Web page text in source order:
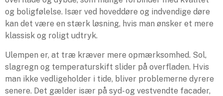
og boligfølelse. Især ved hoveddøre og indvendige døre
kan det være en stærk løsning, hvis man ønsker et mere
klassisk og roligt udtryk.
Ulempen er, at træ kræver mere opmærksomhed. Sol,
slagregn og temperaturskift slider på overfladen. Hvis
man ikke vedligeholder i tide, bliver problemerne dyrere
senere. Det gælder især på syd- og vestvendte facader,